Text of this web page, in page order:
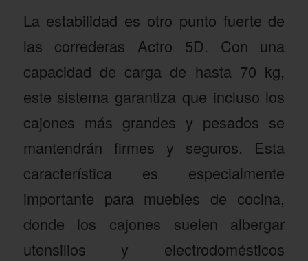
La estabilidad es otro punto fuerte de
las correderas Actro 5D. Con una
capacidad de carga de hasta 70 kg,
este sistema garantiza que incluso los
cajones más grandes y pesados se
mantendrán firmes y seguros. Esta
característica es especialmente
importante para muebles de cocina,
donde los cajones suelen albergar
utensilios y electrodomésticos